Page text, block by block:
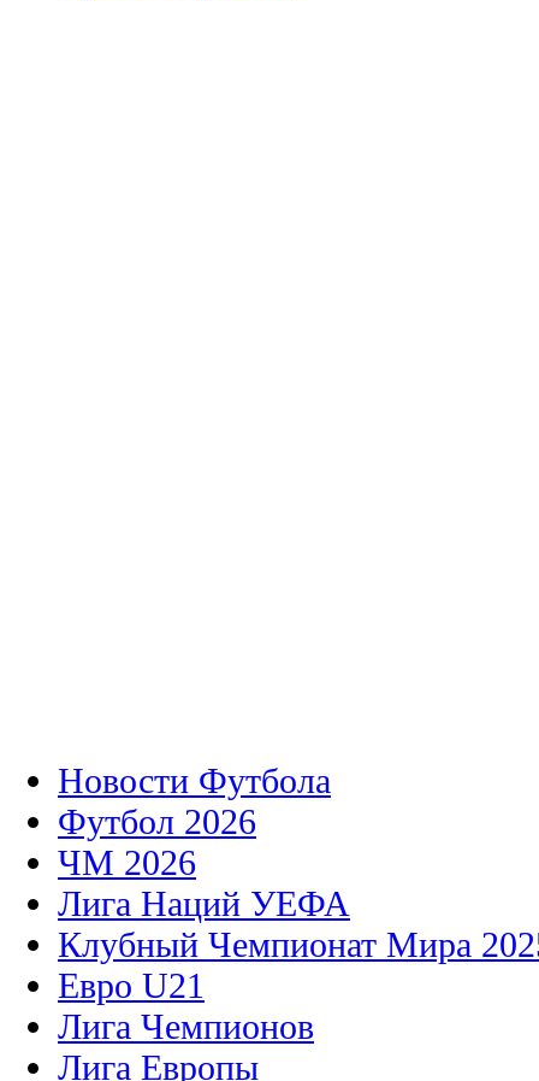
Новости Футбола
Футбол 2026
ЧМ 2026
Лига Наций УЕФА
Клубный Чемпионат Мира
Евро U21
Лига Чемпионов
Лига Европы